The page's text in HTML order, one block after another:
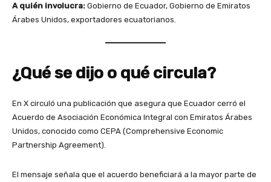
A quién involucra: Gobierno de Ecuador, Gobierno de Emiratos
Árabes Unidos, exportadores ecuatorianos.
¿Qué se dijo o qué circula?
En X circuló una publicación que asegura que Ecuador cerró el
Acuerdo de Asociación Económica Integral con Emiratos Árabes
Unidos, conocido como CEPA (Comprehensive Economic
Partnership Agreement).
El mensaje señala que el acuerdo beneficiará a la mayor parte de